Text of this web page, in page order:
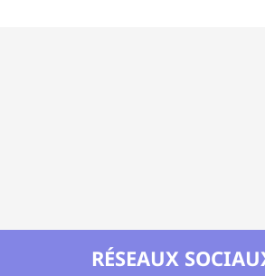
RÉSEAUX